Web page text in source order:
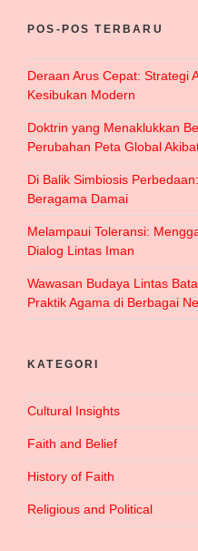
POS-POS TERBARU
Deraan Arus Cepat: Strategi
Kesibukan Modern
Doktrin yang Menaklukkan
Perubahan Peta Global
Di Balik Simbiosis
Beragama Damai
Melampaui Toleransi:
Dialog Lintas Iman
Wawasan Budaya Lintas
Praktik Agama di Berbagai
KATEGORI
Cultural Insights
Faith and Belief
History of Faith
Religious and Political